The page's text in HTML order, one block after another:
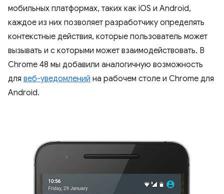
мобильных платформах, таких как iOS и Android,
каждое из них позволяет разработчику определять
контекстные действия, которые пользователь может
вызывать и с которыми может взаимодействовать. В
Chrome 48 мы добавили аналогичную возможность
для веб-уведомлений на рабочем столе и Chrome для
Android.